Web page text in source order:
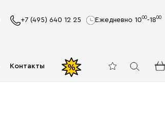
+7 (495) 640 12 25 Ежедневно 1000-1800
Контакты %